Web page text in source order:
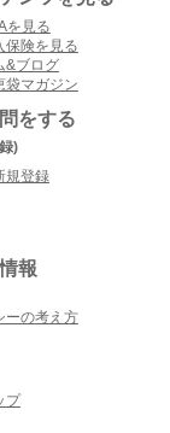
を見る
保険を見る
&ブログ
袋マガジン
をする
)
規登録
報
ーの考え方
プ